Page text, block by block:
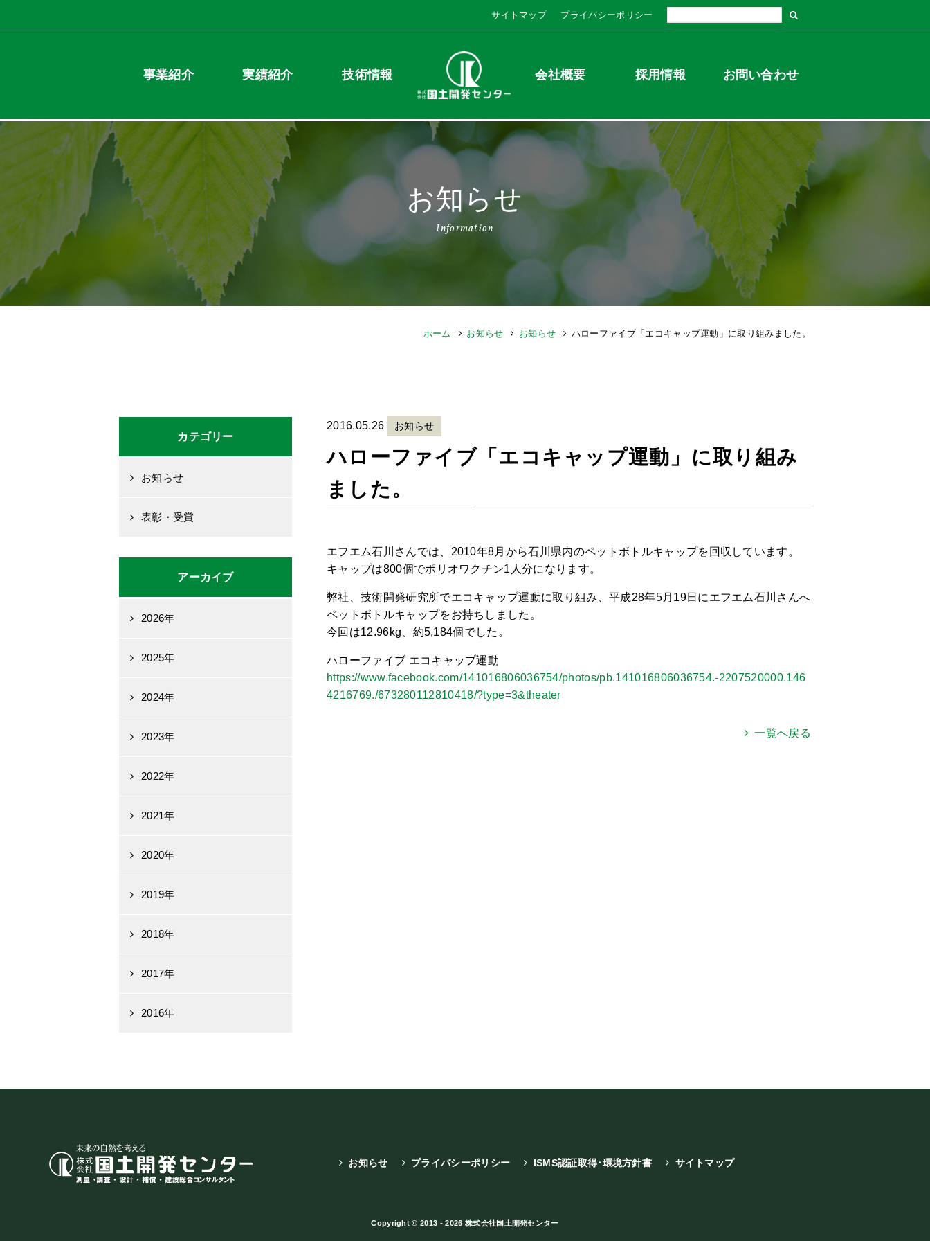
サイトマップ プライバシーポリシー
事業紹介 実績紹介 技術情報 会社概要 採用情報 お問い合わせ
お知らせ
Information
ホーム お知らせ お知らせ ハローファイブ「エコキャップ運動」に取り組みました。
カテゴリー
お知らせ
表彰・受賞
アーカイブ
2026年
2025年
2024年
2023年
2022年
2021年
2020年
2019年
2018年
2017年
2016年
2016.05.26 お知らせ
ハローファイブ「エコキャップ運動」に取り組み
ました。
エフエム石川さんでは、2010年8月から石川県内のペットボトルキャップを回収しています。
キャップは800個でポリオワクチン1人分になります。
弊社、技術開発研究所でエコキャップ運動に取り組み、平成28年5月19日にエフエム石川さんへ
ペットボトルキャップをお持ちしました。
今回は12.96kg、約5,184個でした。
ハローファイブ エコキャップ運動
https://www.facebook.com/141016806036754/photos/pb.141016806036754.-2207520000.146
4216769./673280112810418/?type=3&theater
一覧へ戻る
お知らせ プライバシーポリシー ISMS認証取得･環境方針書 サイトマップ
Copyright © 2013 - 2026 株式会社国土開発センター